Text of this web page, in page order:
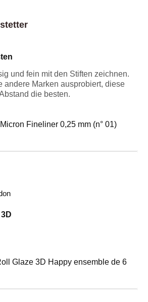
und fein mit den Stiften zeichnen.
andere Marken ausprobiert, diese
die besten.
Fineliner 0,25 mm (n° 01)
Glaze 3D Happy ensemble de 6